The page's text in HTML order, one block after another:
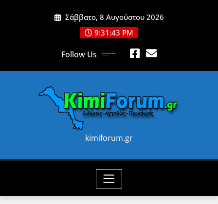
Σάββατο, 8 Αυγούστου 2026
9:31:45 PM
Follow Us
kimiforum.gr